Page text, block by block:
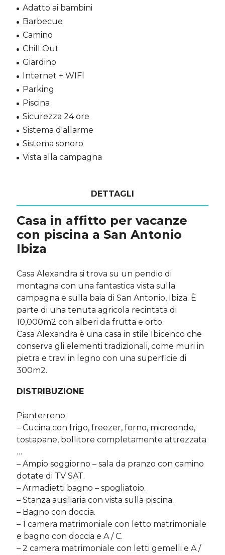
Adatto ai bambini
Barbecue
Camino
Chill Out
Giardino
Internet + WIFI
Parking
Piscina
Sicurezza 24 ore
Sistema d'allarme
Sistema sonoro
Vista alla campagna
DETTAGLI
Casa in affitto per vacanze
con piscina a San Antonio
Ibiza
Casa Alexandra si trova su un pendio di
montagna con una fantastica vista sulla
campagna e sulla baia di San Antonio, Ibiza. È
parte di una tenuta agricola recintata di
10,000m2 con alberi da frutta e orto.
Casa Alexandra è una casa in stile Ibicenco che
conserva gli elementi tradizionali, come muri in
pietra e travi in ​​legno con una superficie di
300m2.
DISTRIBUZIONE
Pianterreno
– Cucina con frigo, freezer, forno, microonde,
tostapane, bollitore completamente attrezzata
…
– Ampio soggiorno – sala da pranzo con camino
dotate di TV SAT.
– Armadietti bagno – spogliatoio.
– Stanza ausiliaria con vista sulla piscina.
– Bagno con doccia.
– 1 camera matrimoniale con letto matrimoniale
e bagno con doccia e A / C.
– 2 camera matrimoniale con letti gemelli e A /